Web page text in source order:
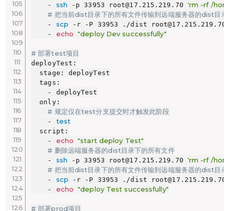
    -
ssh -p 33953 root@17.215.219.70 'rm -rf /
# 把当前dist目录下的所有文件传输到远端服务器的dist目录
    -
scp -r -P 33953 ./dist root@17.215.219.70:/
    -
echo "deploy Dev successfully"
# 部署test项目
deployTest:
  stage: deployTest
  tags:
    - deployTest
  only:
# 规定仅在test分支提交时才触发此阶段
    -
test
  script:
    -
echo "start deploy Test"
# 删除远端服务器的dist目录下的所有文件
    -
ssh -p 33953 root@17.215.219.70 'rm -rf /
# 把当前dist目录下的所有文件传输到远端服务器的dist目录
    -
scp -r -P 33953 ./dist root@17.215.219.70:/
    -
echo "deploy Test successfully"
# 部署prod项目